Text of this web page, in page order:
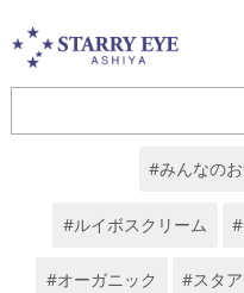
#みんなの
#ルイボスクリーム
#オーガニック #スタ